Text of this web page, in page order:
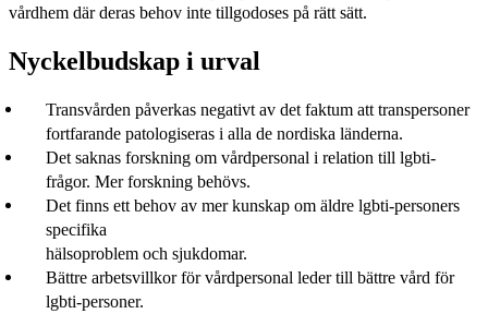
vårdhem där deras behov inte tillgodoses på rätt sätt.
Nyckelbudskap i urval
Transvården påverkas negativt av det faktum att transpersoner
fortfarande patologiseras i alla de nordiska länderna.
Det saknas forskning om vårdpersonal i relation till lgbti-
frågor. Mer forskning behövs.
Det finns ett behov av mer kunskap om äldre lgbti-personers
specifika
hälsoproblem och sjukdomar.
Bättre arbetsvillkor för vårdpersonal leder till bättre vård för
lgbti-personer.